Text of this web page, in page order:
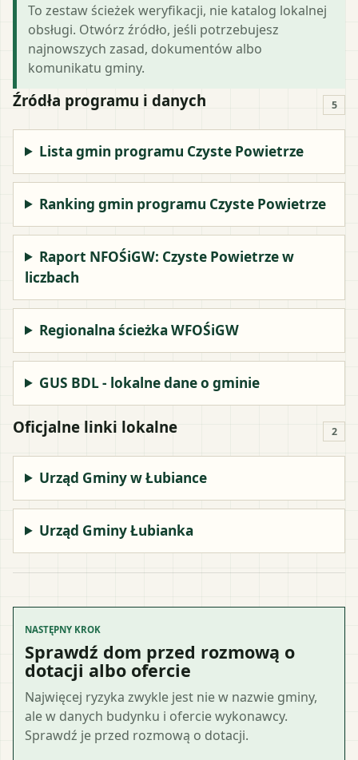
To zestaw ścieżek weryfikacji, nie katalog lokalnej
obsługi. Otwórz źródło, jeśli potrzebujesz
najnowszych zasad, dokumentów albo
komunikatu gminy.
Źródła programu i danych 5
Lista gmin programu Czyste Powietrze
Ranking gmin programu Czyste Powietrze
Raport NFOŚiGW: Czyste Powietrze w
liczbach
Regionalna ścieżka WFOŚiGW
GUS BDL - lokalne dane o gminie
Oficjalne linki lokalne 2
Urząd Gminy w Łubiance
Urząd Gminy Łubianka
NASTĘPNY KROK
Sprawdź dom przed rozmową o
dotacji albo ofercie
Najwięcej ryzyka zwykle jest nie w nazwie gminy,
ale w danych budynku i ofercie wykonawcy.
Sprawdź je przed rozmową o dotacji.